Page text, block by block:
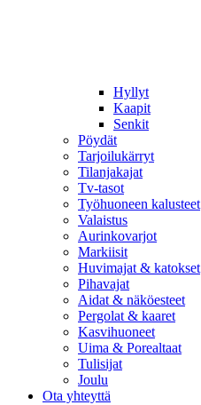
Hyllyt
Kaapit
Senkit
Pöydät
Tarjoilukärryt
Tilanjakajat
Tv-tasot
Työhuoneen kalusteet
Valaistus
Aurinkovarjot
Markiisit
Huvimajat & katokset
Pihavajat
Aidat & näköesteet
Pergolat & kaaret
Kasvihuoneet
Uima & Porealtaat
Tulisijat
Joulu
Ota yhteyttä